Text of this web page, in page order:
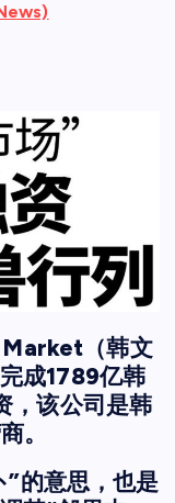
Market（韩文
成1789亿韩
，该公司是韩
。
的意思，也是